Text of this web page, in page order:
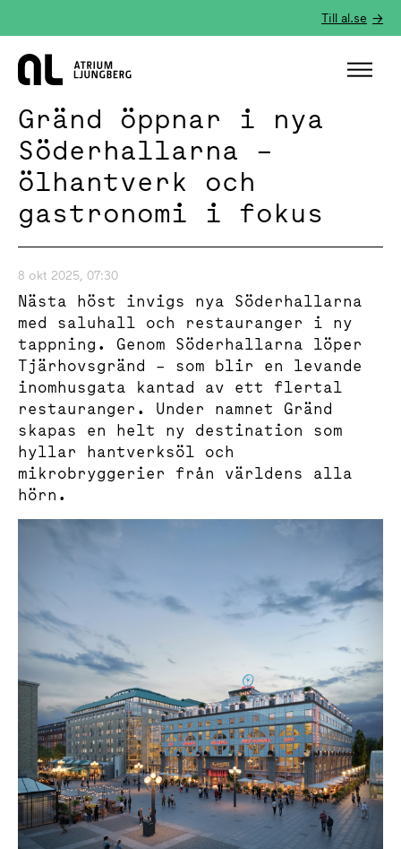
Till al.se
Hem
Gränd öppnar i nya
Söderhallarna –
ölhantverk och
gastronomi i fokus
8 okt 2025, 07:30
Nästa höst invigs nya Söderhallarna
med saluhall och restauranger i ny
tappning. Genom Söderhallarna löper
Tjärhovsgränd – som blir en levande
inomhusgata kantad av ett flertal
restauranger. Under namnet Gränd
skapas en helt ny destination som
hyllar hantverksöl och
mikrobryggerier från världens alla
hörn.